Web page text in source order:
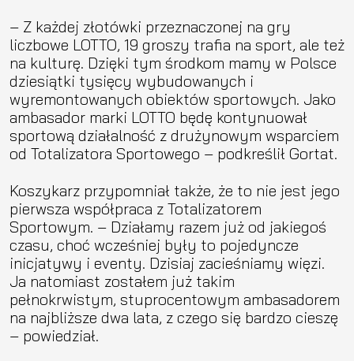
– Z każdej złotówki przeznaczonej na gry
liczbowe LOTTO, 19 groszy trafia na sport, ale też
na kulturę. Dzięki tym środkom mamy w Polsce
dziesiątki tysięcy wybudowanych i
wyremontowanych obiektów sportowych. Jako
ambasador marki LOTTO będę kontynuował
sportową działalność z drużynowym wsparciem
od Totalizatora Sportowego – podkreślił Gortat.
Koszykarz przypomniał także, że to nie jest jego
pierwsza współpraca z Totalizatorem
Sportowym. – Działamy razem już od jakiegoś
czasu, choć wcześniej były to pojedyncze
inicjatywy i eventy. Dzisiaj zacieśniamy więzi.
Ja natomiast zostałem już takim
pełnokrwistym, stuprocentowym ambasadorem
na najbliższe dwa lata, z czego się bardzo cieszę
– powiedział.